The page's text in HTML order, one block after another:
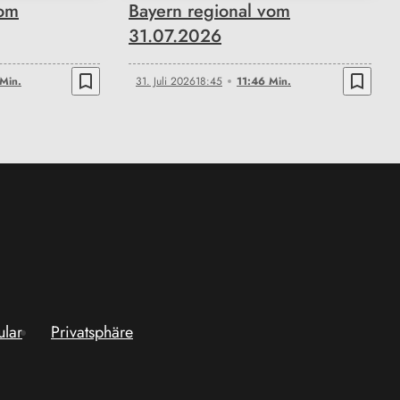
bookmark_border
Bayern regional vom
31.07.2026
31. Juli 202618:45 11:46 Min. bookmark_border
Privatsphäre